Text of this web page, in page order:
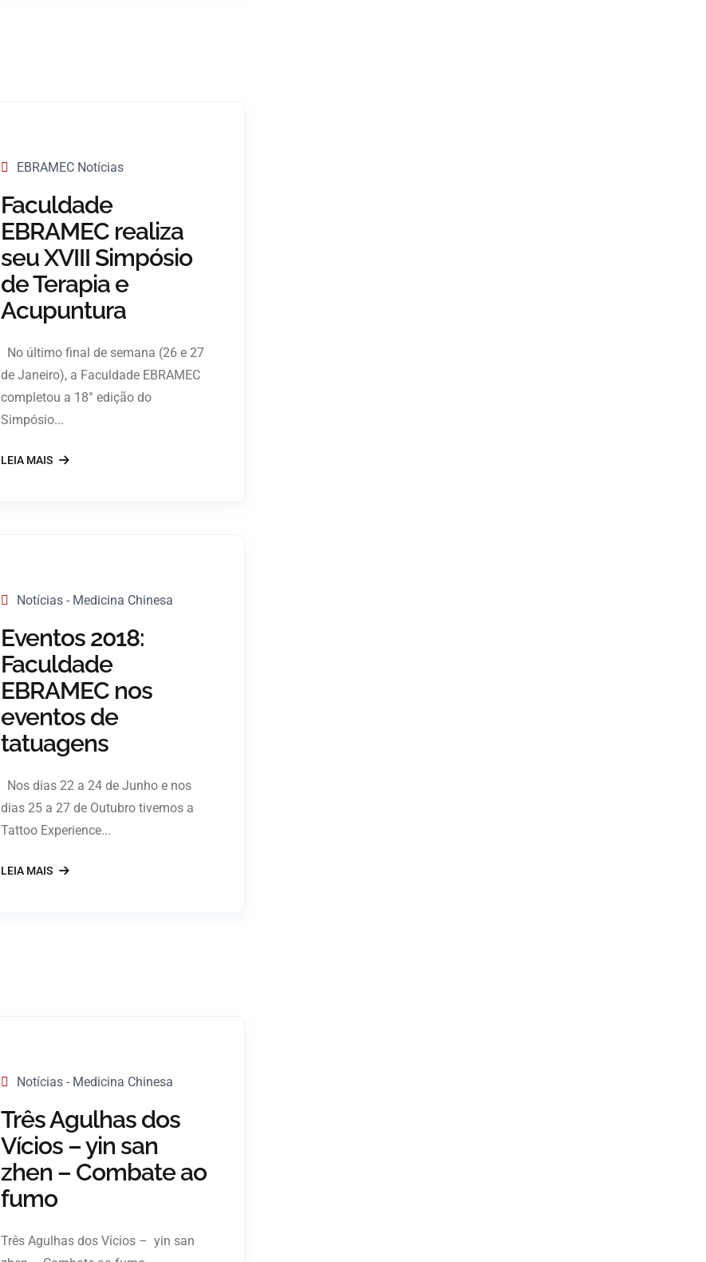
EBRAMEC Notícias
Faculdade
EBRAMEC realiza
seu XVIII Simpósio
de Terapia e
Acupuntura
No último final de semana (26 e 27
de Janeiro), a Faculdade EBRAMEC
completou a 18° edição do
Simpósio...
LEIA MAIS
Notícias - Medicina Chinesa
Eventos 2018:
Faculdade
EBRAMEC nos
eventos de
tatuagens
Nos dias 22 a 24 de Junho e nos
dias 25 a 27 de Outubro tivemos a
Tattoo Experience...
LEIA MAIS
Notícias - Medicina Chinesa
Três Agulhas dos
Vícios – yin san
zhen – Combate ao
fumo
Três Agulhas dos Vícios – yin san